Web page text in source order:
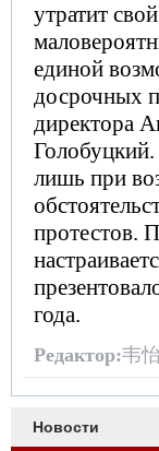
утратит
единой
досрочных
директора
лишь при
протестов.
года.
Редактор:韦
Новости